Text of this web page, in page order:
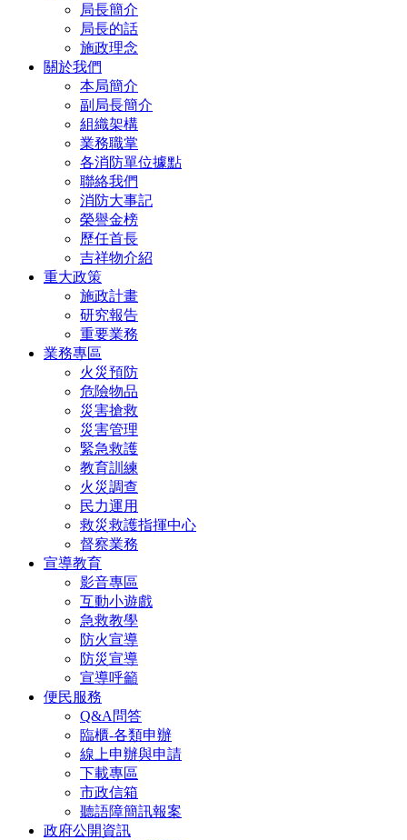
局長簡介
局長的話
施政理念
關於我們
本局簡介
副局長簡介
組織架構
業務職掌
各消防單位據點
聯絡我們
消防大事記
榮譽金榜
歷任首長
吉祥物介紹
重大政策
施政計畫
研究報告
重要業務
業務專區
火災預防
危險物品
災害搶救
災害管理
緊急救護
教育訓練
火災調查
民力運用
救災救護指揮中心
督察業務
宣導教育
影音專區
互動小遊戲
急救教學
防火宣導
防災宣導
宣導呼籲
便民服務
Q&A問答
臨櫃-各類申辦
線上申辦與申請
下載專區
市政信箱
聽語障簡訊報案
政府公開資訊